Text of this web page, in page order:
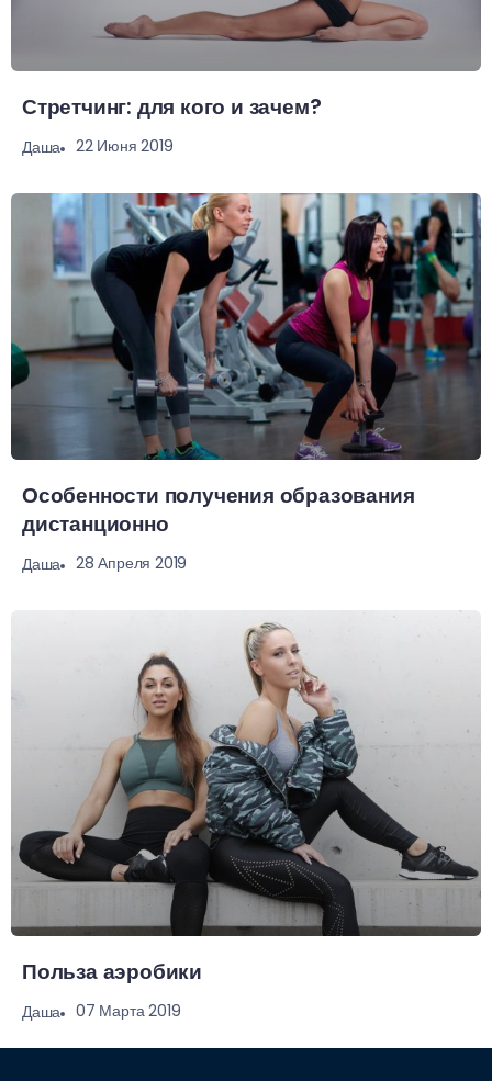
Стретчинг: для кого и зачем?
Даша 22 Июня 2019
Особенности получения образования
дистанционно
Даша 28 Апреля 2019
Польза аэробики
Даша 07 Марта 2019